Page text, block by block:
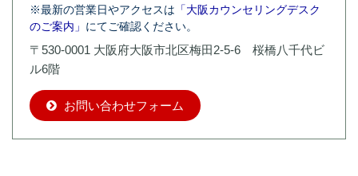
※最新の営業日やアクセスは 「大阪カウンセリングデスク
のご案内」 にてご確認ください。
〒530-0001 大阪府大阪市北区梅田2-5-6 桜橋八千代ビ
ル6階
お問い合わせフォーム